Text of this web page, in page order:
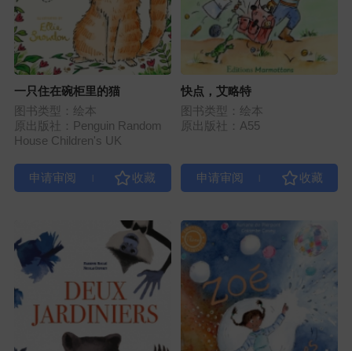
一只住在碗柜里的猫
图书类型：绘本
原出版社：Penguin Random
House Children's UK
快点，艾略特
图书类型：绘本
原出版社：A55